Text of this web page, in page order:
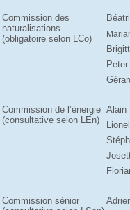
Commission des
naturalisations
(obligatoire selon LCo)
Commission de l’énergie
(consultative selon LEn)
Alain
Commission sénior